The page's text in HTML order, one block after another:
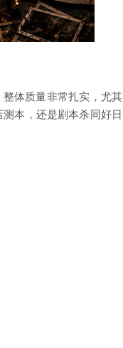
体质量非常扎实，尤其
本，还是剧本杀同好日